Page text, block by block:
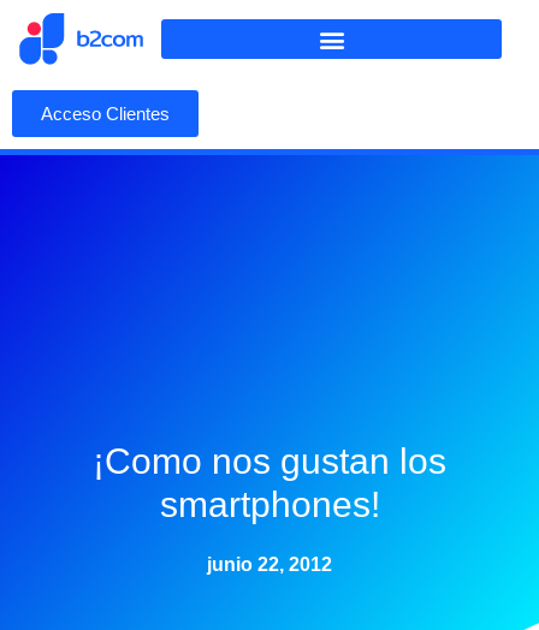
Acceso Clientes
¡Como nos gustan los
smartphones!
junio 22, 2012